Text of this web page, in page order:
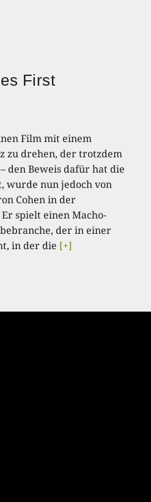
First
Film mit einem
zu drehen, der trotzdem
den Beweis dafür hat die
wurde nun jedoch von
Cohen in der
spielt einen Macho-
der in einer
in der die [+]